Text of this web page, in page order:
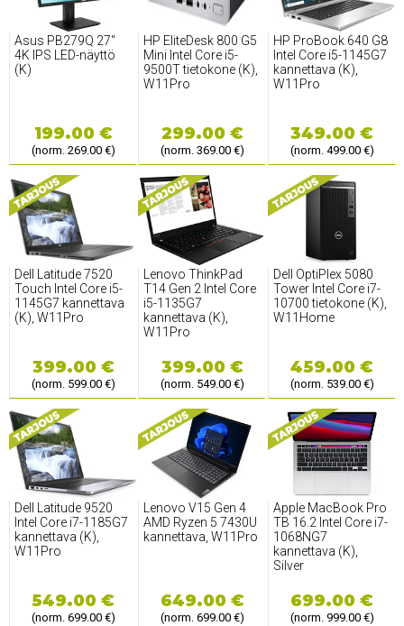
Asus PB279Q 27''
4K IPS LED-näyttö
(K)
199.00 €
(norm. 269.00 €)
HP EliteDesk 800 G5
Mini Intel Core i5-
9500T tietokone (K),
W11Pro
299.00 €
(norm. 369.00 €)
HP ProBook 640 G8
Intel Core i5-1145G7
kannettava (K),
W11Pro
349.00 €
(norm. 499.00 €)
Dell Latitude 7520
Touch Intel Core i5-
1145G7 kannettava
(K), W11Pro
399.00 €
(norm. 599.00 €)
Lenovo ThinkPad
T14 Gen 2 Intel Core
i5-1135G7
kannettava (K),
W11Pro
399.00 €
(norm. 549.00 €)
Dell OptiPlex 5080
Tower Intel Core i7-
10700 tietokone (K),
W11Home
459.00 €
(norm. 539.00 €)
Dell Latitude 9520
Intel Core i7-1185G7
kannettava (K),
W11Pro
549.00 €
(norm. 699.00 €)
Lenovo V15 Gen 4
AMD Ryzen 5 7430U
kannettava, W11Pro
649.00 €
(norm. 699.00 €)
Apple MacBook Pro
TB 16.2 Intel Core i7-
1068NG7
kannettava (K),
Silver
699.00 €
(norm. 999.00 €)